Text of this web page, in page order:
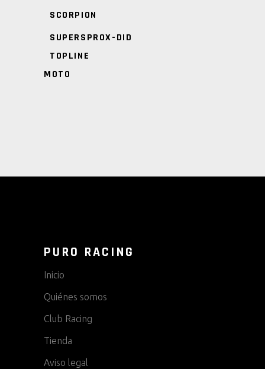
SCORPION
SUPERSPROX-DID
TOPLINE
MOTO
PURO RACING
Inicio
Quiénes somos
Club Racing
Tienda
Aviso legal